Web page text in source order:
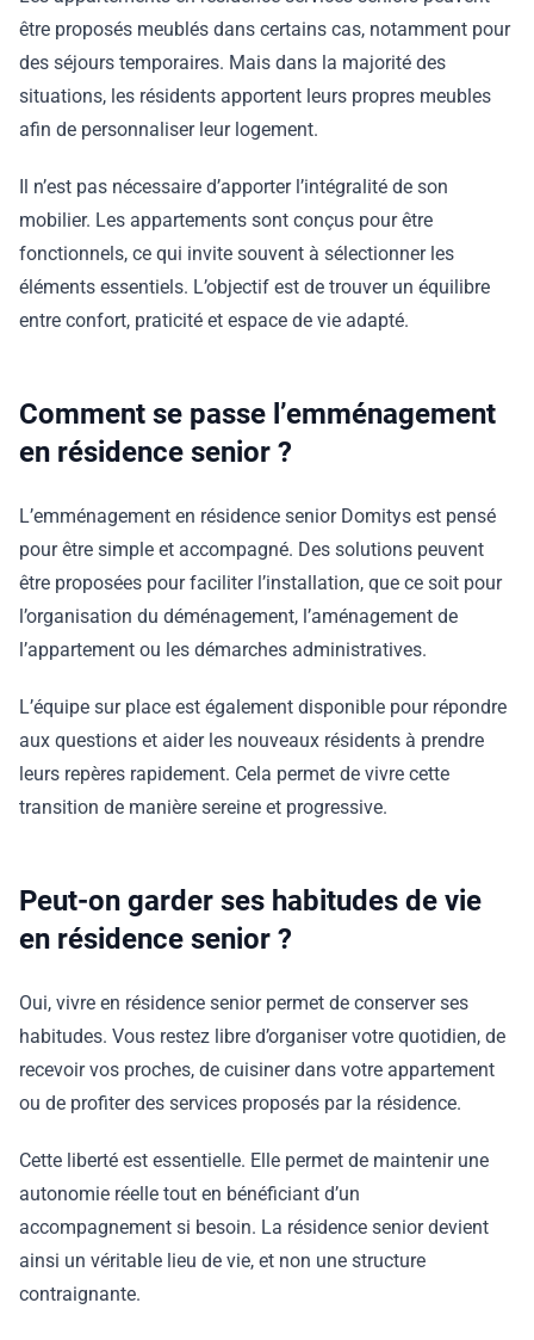
être proposés meublés dans certains cas, notamment pour
des séjours temporaires. Mais dans la majorité des
situations, les résidents apportent leurs propres meubles
afin de personnaliser leur logement.
Il n’est pas nécessaire d’apporter l’intégralité de son
mobilier. Les appartements sont conçus pour être
fonctionnels, ce qui invite souvent à sélectionner les
éléments essentiels. L’objectif est de trouver un équilibre
entre confort, praticité et espace de vie adapté.
Comment se passe l’emménagement
en résidence senior ?
L’emménagement en résidence senior Domitys est pensé
pour être simple et accompagné. Des solutions peuvent
être proposées pour faciliter l’installation, que ce soit pour
l’organisation du déménagement, l’aménagement de
l’appartement ou les démarches administratives.
L’équipe sur place est également disponible pour répondre
aux questions et aider les nouveaux résidents à prendre
leurs repères rapidement. Cela permet de vivre cette
transition de manière sereine et progressive.
Peut-on garder ses habitudes de vie
en résidence senior ?
Oui, vivre en résidence senior permet de conserver ses
habitudes. Vous restez libre d’organiser votre quotidien, de
recevoir vos proches, de cuisiner dans votre appartement
ou de profiter des services proposés par la résidence.
Cette liberté est essentielle. Elle permet de maintenir une
autonomie réelle tout en bénéficiant d’un
accompagnement si besoin. La résidence senior devient
ainsi un véritable lieu de vie, et non une structure
contraignante.